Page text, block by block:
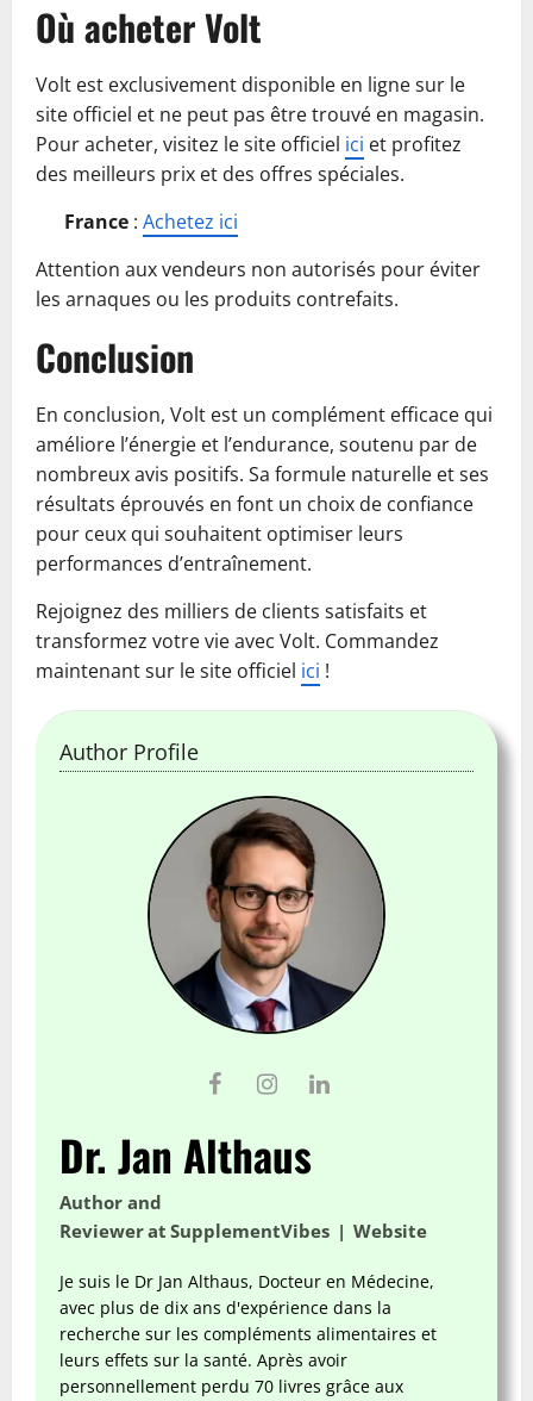
Où acheter Volt
Volt est exclusivement disponible en ligne sur le
site officiel et ne peut pas être trouvé en magasin.
Pour acheter, visitez le site officiel ici et profitez
des meilleurs prix et des offres spéciales.
France : Achetez ici
Attention aux vendeurs non autorisés pour éviter
les arnaques ou les produits contrefaits.
Conclusion
En conclusion, Volt est un complément efficace qui
améliore l’énergie et l’endurance, soutenu par de
nombreux avis positifs. Sa formule naturelle et ses
résultats éprouvés en font un choix de confiance
pour ceux qui souhaitent optimiser leurs
performances d’entraînement.
Rejoignez des milliers de clients satisfaits et
transformez votre vie avec Volt. Commandez
maintenant sur le site officiel ici !
Author Profile
Dr. Jan Althaus
Author and
Reviewerat SupplementVibes | Website
Je suis le Dr Jan Althaus, Docteur en Médecine,
avec plus de dix ans d'expérience dans la
recherche sur les compléments alimentaires et
leurs effets sur la santé. Après avoir
personnellement perdu 70 livres grâce aux